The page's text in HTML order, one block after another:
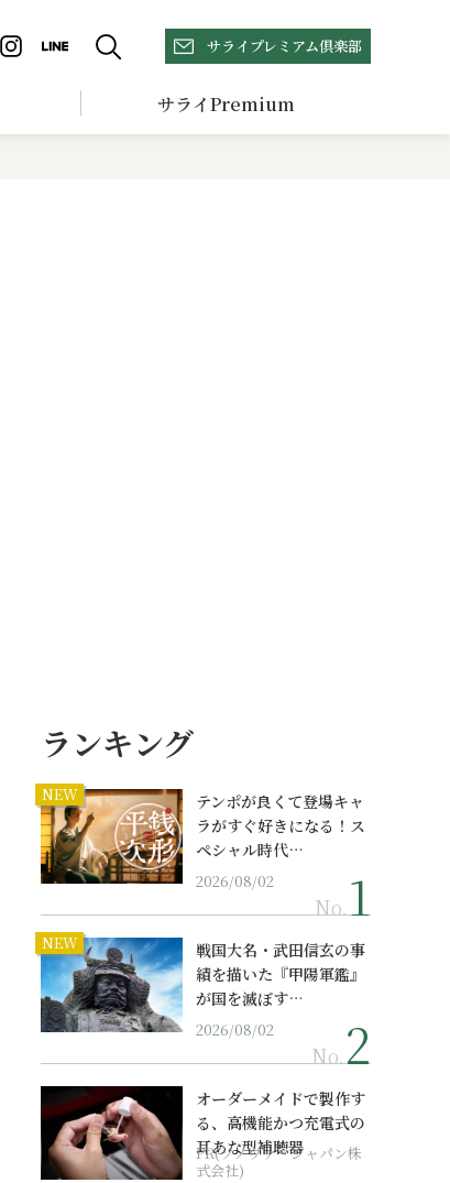
サライプレミアム倶楽部
サライPremium
ランキング
NEW
テンポが良くて登場キャ
ラがすぐ好きになる！ス
ペシャル時代…
2026/08/02
No.
NEW
戦国大名・武田信玄の事
績を描いた『甲陽軍鑑』
が国を滅ぼす…
2026/08/02
No.
オーダーメイドで製作す
る、高機能かつ充電式の
耳あな型補聴器
PR(ソノヴァ・ジャパン株
式会社)